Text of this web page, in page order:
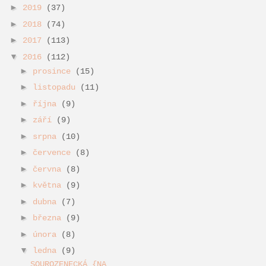
► 2019
(37)
► 2018
(74)
► 2017
(113)
▼ 2016
(112)
► prosince
(15)
►
listopadu
(11)
►
října
(9)
► září
(9)
► srpna
(10)
► července
(8)
► června
(8)
►
května
(9)
► dubna
(7)
►
března
(9)
► února
(8)
▼
ledna
(9)